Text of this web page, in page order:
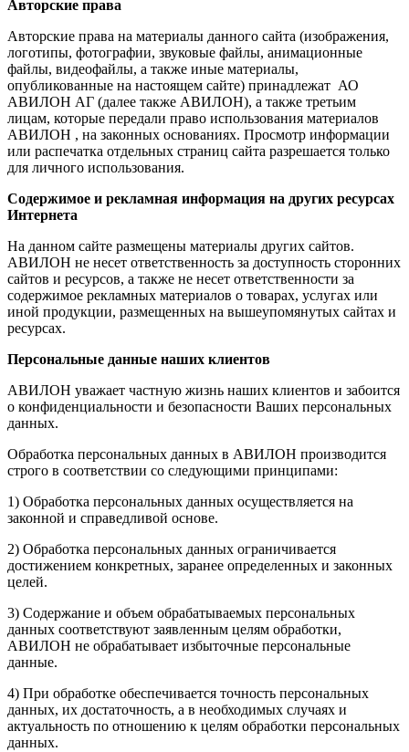
Авторские права
Авторские права на материалы данного сайта (изображения,
логотипы, фотографии, звуковые файлы, анимационные
файлы, видеофайлы, а также иные материалы,
опубликованные на настоящем сайте) принадлежат АО
АВИЛОН АГ (далее также АВИЛОН), а также третьим
лицам, которые передали право использования материалов
АВИЛОН , на законных основаниях. Просмотр информации
или распечатка отдельных страниц сайта разрешается только
для личного использования.
Содержимое и рекламная информация на других ресурсах
Интернета
На данном сайте размещены материалы других сайтов.
АВИЛОН не несет ответственность за доступность сторонних
сайтов и ресурсов, а также не несет ответственности за
содержимое рекламных материалов о товарах, услугах или
иной продукции, размещенных на вышеупомянутых сайтах и
ресурсах.
Персональные данные наших клиентов
АВИЛОН уважает частную жизнь наших клиентов и забоится
о конфиденциальности и безопасности Ваших персональных
данных.
Обработка персональных данных в АВИЛОН производится
строго в соответствии со следующими принципами:
1) Обработка персональных данных осуществляется на
законной и справедливой основе.
2) Обработка персональных данных ограничивается
достижением конкретных, заранее определенных и законных
целей.
3) Содержание и объем обрабатываемых персональных
данных соответствуют заявленным целям обработки,
АВИЛОН не обрабатывает избыточные персональные
данные.
4) При обработке обеспечивается точность персональных
данных, их достаточность, а в необходимых случаях и
актуальность по отношению к целям обработки персональных
данных.